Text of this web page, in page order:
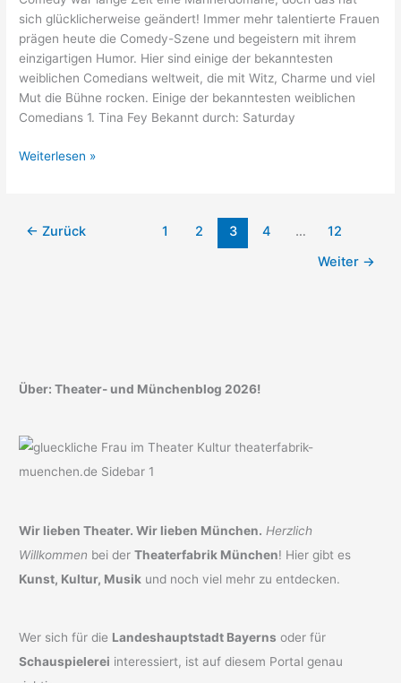
sich glücklicherweise geändert! Immer mehr talentierte Frauen
prägen heute die Comedy-Szene und begeistern mit ihrem
einzigartigen Humor. Hier sind einige der bekanntesten
weiblichen Comedians weltweit, die mit Witz, Charme und viel
Mut die Bühne rocken. Einige der bekanntesten weiblichen
Comedians 1. Tina Fey Bekannt durch: Saturday
Bekannte
Weiterlesen »
← Zurück 1 2 3 4 …
12
Weiter →
Über: Theater- und Münchenblog 2026!
Wir lieben Theater. Wir lieben München. Herzlich
Willkommen bei derTheaterfabrik München! Hier gibt es
Kunst, Kultur, Musik und noch viel mehr zu entdecken.
Wer sich für die Landeshauptstadt Bayerns oder für
Schauspielerei interessiert, ist auf diesem Portal genau